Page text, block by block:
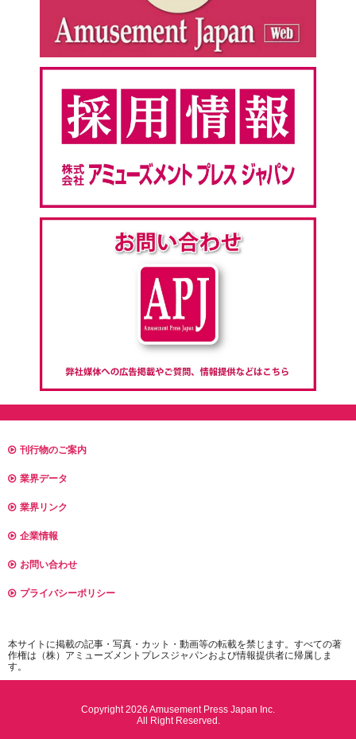
刊行物のご案内
業界データ
業界リンク
企業情報
お問い合わせ
プライバシーポリシー
本サイトに掲載の記事・写真・カット・動画等の転載を禁じます。すべての著
作権は（株）アミューズメントプレスジャパンおよび情報提供者に帰属しま
す。
Copyright 2026 Amusement Press Japan Inc.
All Right Reserved.